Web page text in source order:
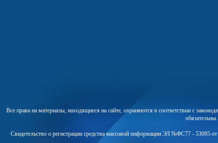
Все права на материалы, находящиеся на сайте, охраняются в соответствии с
Свидетельство о регистрации средства массовой информации ЭЛ №ФС77 - 53095